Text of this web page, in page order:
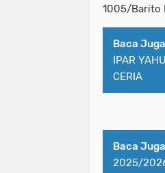
1005/Barito
Baca
IPAR
CERIA
Baca
2025/